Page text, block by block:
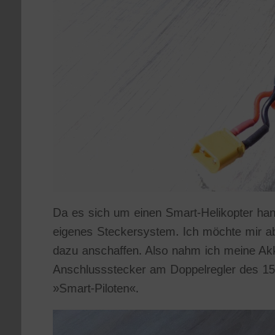
Da es sich um einen Smart-Helikopter
eigenes Steckersystem. Ich möchte mir
dazu anschaffen. Also nahm ich meine
Anschlussstecker am Doppelregler des
»Smart-Piloten«.